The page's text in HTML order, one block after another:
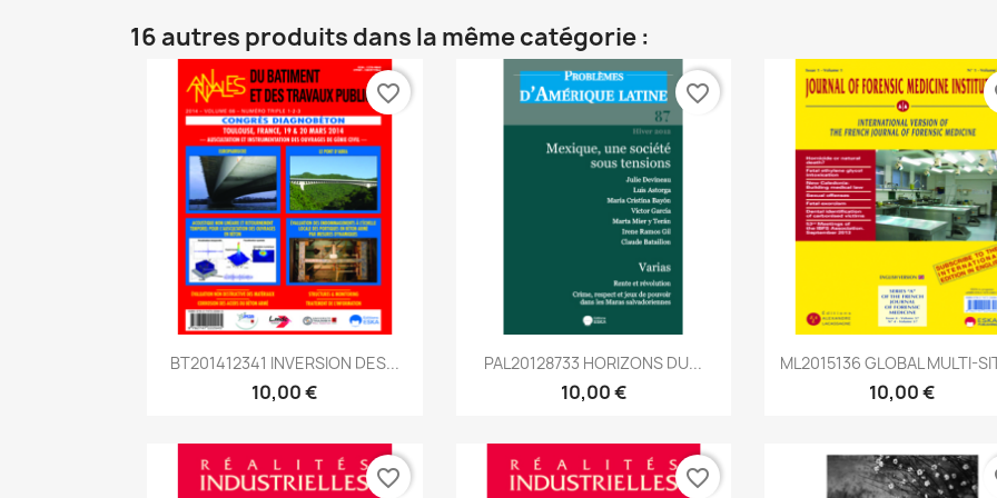
16 autres produits dans la même catégorie :
Aperçu rapide
BT201412341 INVERSION DES...
10,00 €
favorite_border
Aperçu rapide
PAL20128733 HORIZONS DU...
10,00 €
favorite_border
Aperçu rapide
ML2015136 GLOBAL MULTI-
10,00 €
favorite_border favorite_border